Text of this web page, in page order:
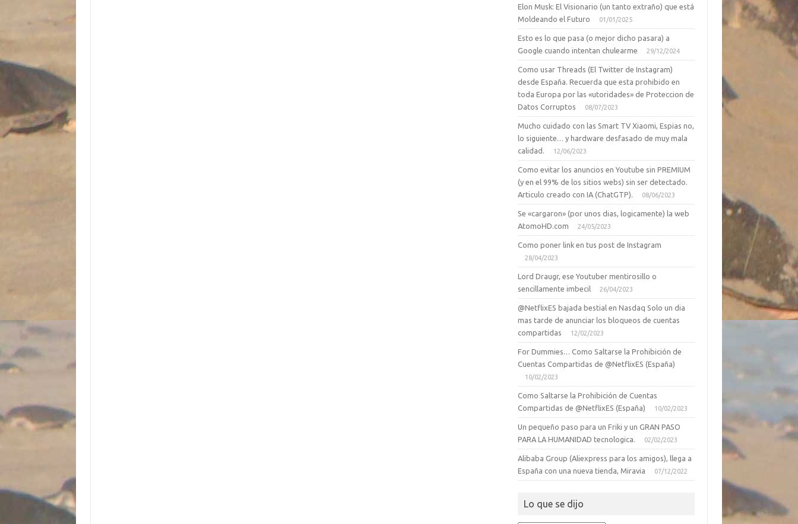
Elon Musk: El Visionario (un tanto extraño) que está
Moldeando el Futuro
01/01/2025
Esto es lo que pasa (o mejor dicho pasara) a
Google cuando intentan chulearme
29/12/2024
Como usar Threads (El Twitter de Instagram)
desde España. Recuerda que esta prohibido en
toda Europa por las «utoridades» de Proteccion de
Datos Corruptos
08/07/2023
Mucho cuidado con las Smart TV Xiaomi, Espias no,
lo siguiente… y hardware desfasado de muy mala
calidad.
12/06/2023
Como evitar los anuncios en Youtube sin PREMIUM
(y en el 99% de los sitios webs) sin ser detectado.
Articulo creado con IA (ChatGTP).
08/06/2023
Se «cargaron» (por unos dias, logicamente) la web
AtomoHD.com
24/05/2023
Como poner link en tus post de Instagram
28/04/2023
Lord Draugr, ese Youtuber mentirosillo o
sencillamente imbecil
26/04/2023
@NetflixES bajada bestial en Nasdaq Solo un dia
mas tarde de anunciar los bloqueos de cuentas
compartidas
12/02/2023
For Dummies… Como Saltarse la Prohibición de
Cuentas Compartidas de @NetflixES (España)
10/02/2023
Como Saltarse la Prohibición de Cuentas
Compartidas de @NetflixES (España)
10/02/2023
Un pequeño paso para un Friki y un GRAN PASO
PARA LA HUMANIDAD tecnologica.
02/02/2023
Alibaba Group (Aliexpress para los amigos), llega a
España con una nueva tienda, Miravia
07/12/2022
Lo que se dijo